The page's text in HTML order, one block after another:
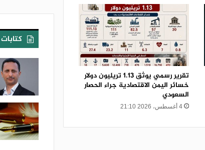
تقرير رسمي يوثق 1.13 تريليون دولار
خسائر اليمن الاقتصادية جراء الحصار
السعودي
4 أغسطس، 2026 21:10
كتابات